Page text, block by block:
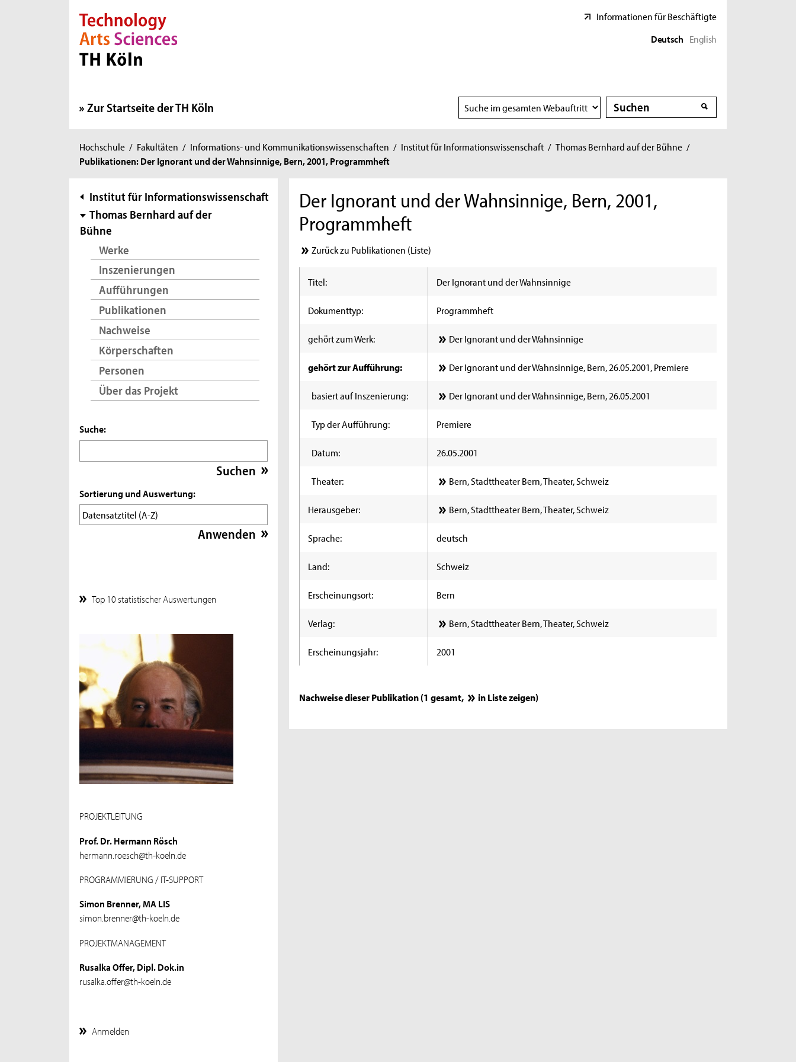
Direkt zur Hauptnavigation
Direkt zur Subnavigation
Direkt zum Inhalt
Direkt zum Fußbereich
Informationen für Beschäftigte
Deutsch English
Zur Startseite der TH Köln
Suchbereich
wählen
Suche
Suche
Sie
sind
Hochschule / Fakultäten / Informations- und Kommunikationswissenschaften / Institut für Informationswissenschaft / Thomas Bernhard auf der Bühne /
Publikationen: Der Ignorant und der Wahnsinnige, Bern, 2001, Programmheft
Subnavigation
Institut für Informationswissenschaft
Thomas Bernhard auf der
Bühne
Werke
Inszenierungen
Aufführungen
Publikationen
Nachweise
Körperschaften
Personen
Über das Projekt
Suche:
Sortierung und Auswertung:
Top 10 statistischer Auswertungen
PROJEKTLEITUNG
Prof. Dr. Hermann Rösch
hermann.roesch@th-koeln.de
PROGRAMMIERUNG / IT-SUPPORT
Simon Brenner, MA LIS
simon.brenner@th-koeln.de
PROJEKTMANAGEMENT
Rusalka Offer, Dipl. Dok.in
rusalka.offer@th-koeln.de
Anmelden
Der Ignorant und der Wahnsinnige, Bern, 2001,
Programmheft
Zurück zu Publikationen (Liste)
Titel: Der Ignorant und der Wahnsinnige
Dokumenttyp: Programmheft
gehört zum Werk: Der Ignorant und der Wahnsinnige
gehört zur Aufführung: Der Ignorant und der Wahnsinnige, Bern, 26.05.2001, Premiere
basiert auf Inszenierung: Der Ignorant und der Wahnsinnige, Bern, 26.05.2001
Typ der Aufführung: Premiere
Datum: 26.05.2001
Theater: Bern, Stadttheater Bern, Theater, Schweiz
Herausgeber: Bern, Stadttheater Bern, Theater, Schweiz
Sprache: deutsch
Land: Schweiz
Erscheinungsort: Bern
Verlag: Bern, Stadttheater Bern, Theater, Schweiz
Erscheinungsjahr: 2001
Nachweise dieser Publikation (1 gesamt, in Liste zeigen)